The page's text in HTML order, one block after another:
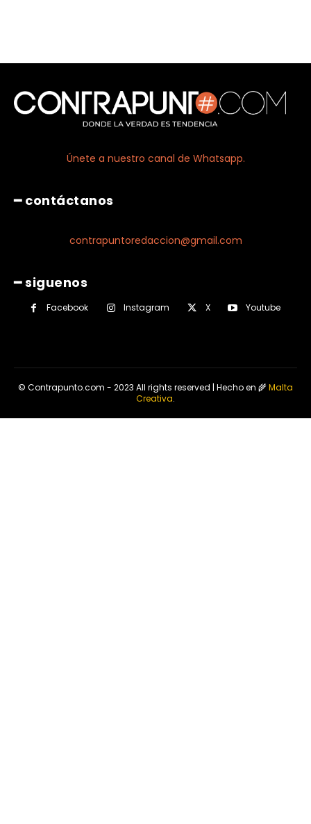
Únete a nuestro canal de Whatsapp.
━ contáctanos
contrapuntoredaccion@gmail.com
━ siguenos
Facebook Instagram X Youtube
© Contrapunto.com - 2023 All rights reserved | Hecho en 🌾Malta
Creativa.